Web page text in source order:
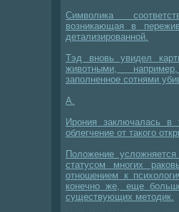
Символика
возникающая в
детализированной.
Тэд вновь увидел
животными,
заполненное сотнями
А.
Ирония заключалась
облегчение от такого
Положение
статусом многих
отношением к
конечно же, еще
существующих методик.